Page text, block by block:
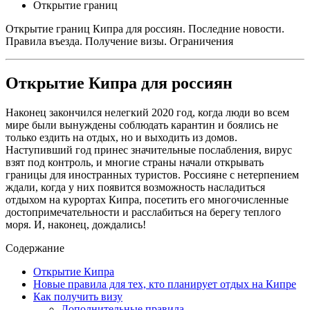
Открытие границ
Открытие границ Кипра для россиян. Последние новости.
Правила въезда. Получение визы. Ограничения
Открытие Кипра для россиян
Наконец закончился нелегкий 2020 год, когда люди во всем
мире были вынуждены соблюдать карантин и боялись не
только ездить на отдых, но и выходить из домов.
Наступивший год принес значительные послабления, вирус
взят под контроль, и многие страны начали открывать
границы для иностранных туристов. Россияне с нетерпением
ждали, когда у них появится возможность насладиться
отдыхом на курортах Кипра, посетить его многочисленные
достопримечательности и расслабиться на берегу теплого
моря. И, наконец, дождались!
Содержание
Открытие Кипра
Новые правила для тех, кто планирует отдых на Кипре
Как получить визу